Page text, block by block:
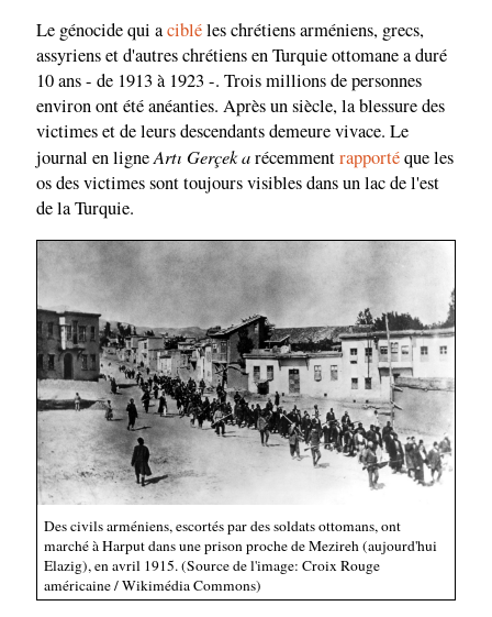
Le génocide qui acibléles chrétiens arméniens, grecs,
assyriens et d'autres chrétiens en Turquie ottomane a duré
10 ans - de 1913 à 1923 -. Trois millions de personnes
environ ont été anéanties. Après un siècle, la blessure des
victimes et de leurs descendants demeure vivace. Le
journal en ligneArtı Gerçek arécemmentrapportéque les
os des victimes sont toujours visibles dans un lac de l'est
de la Turquie.
Des civils arméniens, escortés par des soldats ottomans, ont
marché à Harput dans une prison proche de Mezireh (aujourd'hui
Elazig), en avril 1915. (Source de l'image: Croix Rouge
américaine / Wikimédia Commons)